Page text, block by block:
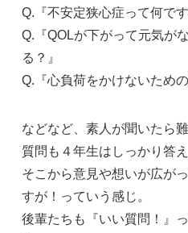
Q.『不安定狭心症って何です
Q.『QOLが下がって元気が
る？』
Q.『心負荷をかけないための
などなど、素人が聞いたら
質問も４年生はしっかり答え
そこから意見や想いが広が
すが！っていう感じ。
後輩たちも『いい質問！』